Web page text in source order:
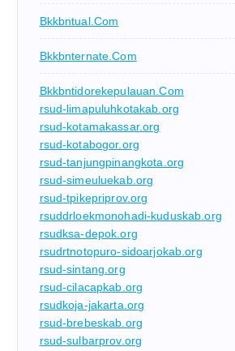
Bkkbntual.com
Bkkbnternate.com
Bkkbntidorekepulauan.com
rsud-limapuluhkotakab.org
rsud-kotamakassar.org
rsud-kotabogor.org
rsud-tanjungpinangkota.org
rsud-simeuluekab.org
rsud-tpikepriprov.org
rsuddrloekmonohadi-kuduskab.org
rsudksa-depok.org
rsudrtnotopuro-sidoarjokab.org
rsud-sintang.org
rsud-cilacapkab.org
rsudkoja-jakarta.org
rsud-brebeskab.org
rsud-sulbarprov.org